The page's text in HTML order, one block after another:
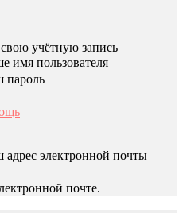
учётную запись
имя пользователя
пароль
адрес электронной почты
почте.